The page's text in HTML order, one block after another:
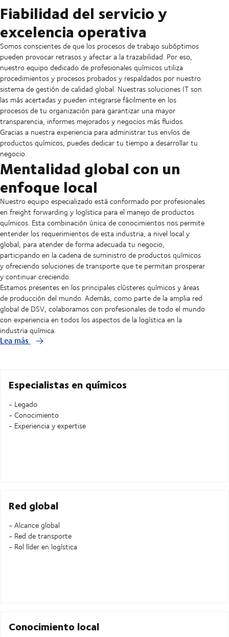
Fiabilidad del servicio y
excelencia operativa
Somos conscientes de que los procesos de trabajo subóptimos
pueden provocar retrasos y afectar a la trazabilidad. Por eso,
nuestro equipo dedicado de profesionales químicos utiliza
procedimientos y procesos probados y respaldados por nuestro
sistema de gestión de calidad global. Nuestras soluciones IT son
las más acertadas y pueden integrarse fácilmente en los
procesos de tu organización para garantizar una mayor
transparencia, informes mejorados y negocios más fluidos.
Gracias a nuestra experiencia para administrar tus envíos de
productos químicos, puedes dedicar tu tiempo a desarrollar tu
negocio.
Mentalidad global con un
enfoque local
Nuestro equipo especializado está conformado por profesionales
en freight forwarding y logística para el manejo de productos
químicos. Esta combinación única de conocimientos nos permite
entender los requerimientos de esta industria, a nivel local y
global, para atender de forma adecuada tu negocio,
participando en la cadena de suministro de productos químicos
y ofreciendo soluciones de transporte que te permitan prosperar
y continuar creciendo.
Estamos presentes en los principales clústeres químicos y áreas
de producción del mundo. Además, como parte de la amplia red
global de DSV, colaboramos con profesionales de todo el mundo
con experiencia en todos los aspectos de la logística en la
industria química.
Lea más
Especialistas en químicos
- Legado
- Conocimiento
- Experiencia y expertise
Red global
- Alcance global
- Red de transporte
- Rol líder en logística
Conocimiento local